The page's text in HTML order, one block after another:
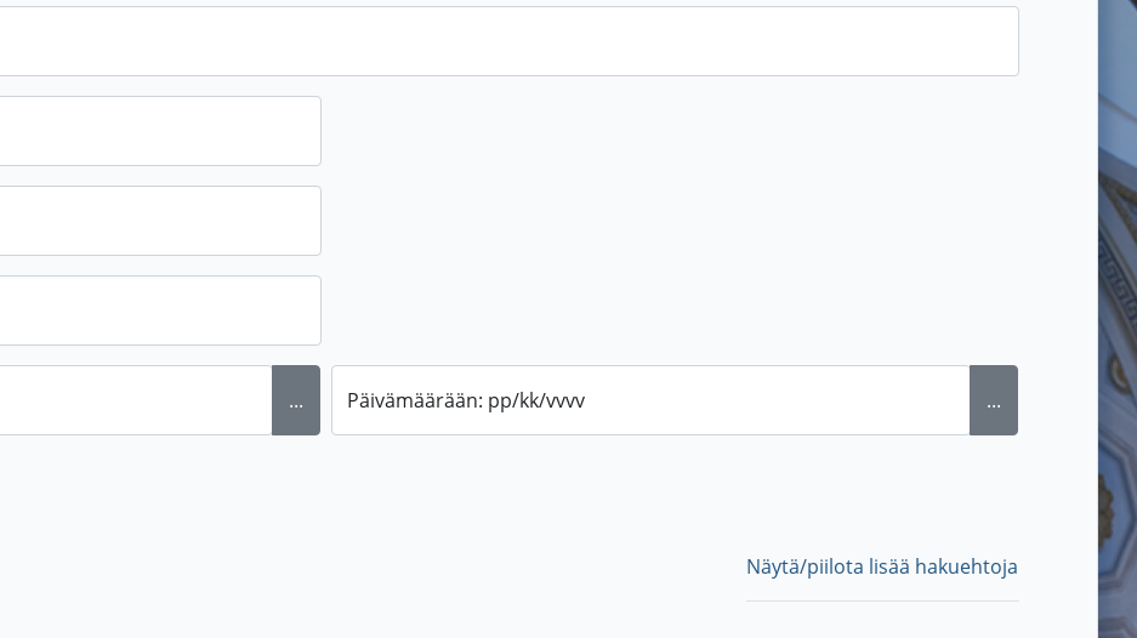
... Päivämäärään: pp/kk/vvvv ...
Näytä/piilota lisää hakuehtoja